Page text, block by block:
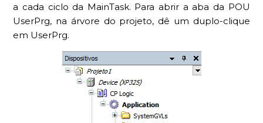
a cada ciclo da MainTask. Para abrir a aba da POU
UserPrg, na árvore do projeto, dê um duplo-clique
em UserPrg.